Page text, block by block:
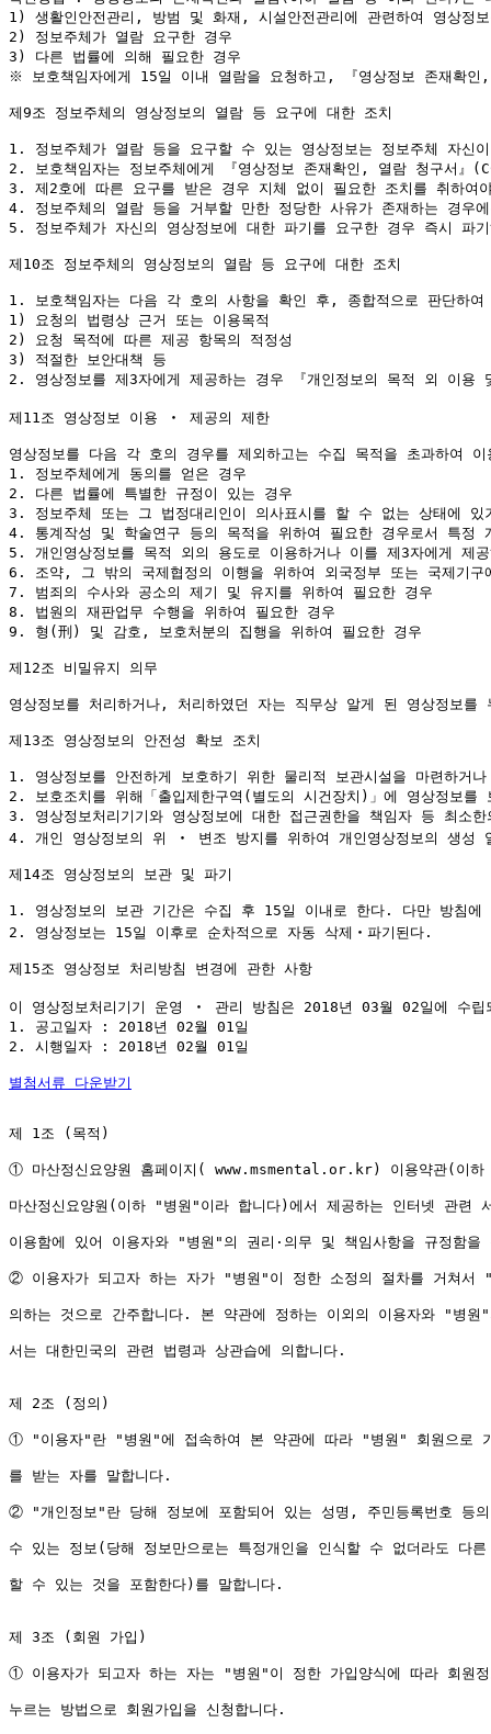
1) 생활인안전관리, 방범 및 화재, 시설안전관리에 관련하여 영상정
2) 정보주체가 열람 요구한 경우
3) 다른 법률에 의해 필요한 경우
※ 보호책임자에게 15일 이내 열람을 요청하고, 『영상정보 존재확
제9조 정보주체의 영상정보의 열람 등 요구에 대한 조치
1. 정보주체가 열람 등을 요구할 수 있는 영상정보는 정보주체 자신
2. 보호책임자는 정보주체에게 『영상정보 존재확인, 열람 청구서』
3. 제2호에 따른 요구를 받은 경우 지체 없이 필요한 조치를 취하여
4. 정보주체의 열람 등을 거부할 만한 정당한 사유가 존재하는 경우
5. 정보주체가 자신의 영상정보에 대한 파기를 요구한 경우 즉시 파
제10조 정보주체의 영상정보의 열람 등 요구에 대한 조치
1. 보호책임자는 다음 각 호의 사항을 확인 후, 종합적으로 판단하
1) 요청의 법령상 근거 또는 이용목적
2) 요청 목적에 따른 제공 항목의 적정성
3) 적절한 보안대책 등
2. 영상정보를 제3자에게 제공하는 경우 『개인정보의 목적 외 이
제11조 영상정보 이용 ‧ 제공의 제한
영상정보를 다음 각 호의 경우를 제외하고는 수집 목적을 초과하여
1. 정보주체에게 동의를 얻은 경우
2. 다른 법률에 특별한 규정이 있는 경우
3. 정보주체 또는 그 법정대리인이 의사표시를 할 수 없는 상태에
4. 통계작성 및 학술연구 등의 목적을 위하여 필요한 경우로서 특정
5. 개인영상정보를 목적 외의 용도로 이용하거나 이를 제3자에게 제
6. 조약, 그 밖의 국제협정의 이행을 위하여 외국정부 또는 국제기구
7. 범죄의 수사와 공소의 제기 및 유지를 위하여 필요한 경우
8. 법원의 재판업무 수행을 위하여 필요한 경우
9. 형(刑) 및 감호, 보호처분의 집행을 위하여 필요한 경우
제12조 비밀유지 의무
영상정보를 처리하거나, 처리하였던 자는 직무상 알게 된 영상정보
제13조 영상정보의 안전성 확보 조치
1. 영상정보를 안전하게 보호하기 위한 물리적 보관시설을 마련하거
2. 보호조치를 위해「출입제한구역(별도의 시건장치)」에 영상정보
3. 영상정보처리기기와 영상정보에 대한 접근권한을 책임자 등 최소
4. 개인 영상정보의 위 ‧ 변조 방지를 위하여 개인영상정보의 생
제14조 영상정보의 보관 및 파기
1. 영상정보의 보관 기간은 수집 후 15일 이내로 한다. 다만 방침
2. 영상정보는 15일 이후로 순차적으로 자동 삭제‧파기된다.
제15조 영상정보 처리방침 변경에 관한 사항
이 영상정보처리기기 운영 ‧ 관리 방침은 2018년 03월 02일에 수
1. 공고일자 : 2018년 02월 01일
2. 시행일자 : 2018년 02월 01일
별첨서류 다운받기
제 1조 (목적)
① 마산정신요양원 홈페이지( www.msmental.or.kr) 이용약관(이하
마산정신요양원(이하 "병원"이라 합니다)에서 제공하는 인터넷 관련
이용함에 있어 이용자와 "병원"의 권리·의무 및 책임사항을 규정함을
② 이용자가 되고자 하는 자가 "병원"이 정한 소정의 절차를 거쳐서
의하는 것으로 간주합니다. 본 약관에 정하는 이외의 이용자와 "병
서는 대한민국의 관련 법령과 상관습에 의합니다.
제 2조 (정의)
① "이용자"란 "병원"에 접속하여 본 약관에 따라 "병원" 회원으로
를 받는 자를 말합니다.
② "개인정보"란 당해 정보에 포함되어 있는 성명, 주민등록번호 등
수 있는 정보(당해 정보만으로는 특정개인을 인식할 수 없더라도 다
할 수 있는 것을 포함한다)를 말합니다.
제 3조 (회원 가입)
① 이용자가 되고자 하는 자는 "병원"이 정한 가입양식에 따라 회원
누르는 방법으로 회원가입을 신청합니다.